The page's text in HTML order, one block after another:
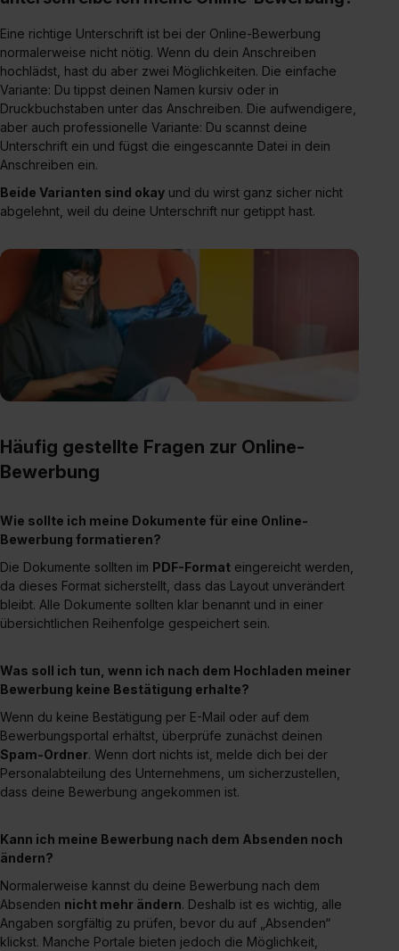
Eine richtige Unterschrift ist bei der Online-Bewerbung
normalerweise nicht nötig. Wenn du dein Anschreiben
hochlädst, hast du aber zwei Möglichkeiten. Die einfache
Variante: Du tippst deinen Namen kursiv oder in
Druckbuchstaben unter das Anschreiben. Die aufwendigere,
aber auch professionelle Variante: Du scannst deine
Unterschrift ein und fügst die eingescannte Datei in dein
Anschreiben ein.
Beide Varianten sind okay und du wirst ganz sicher nicht
abgelehnt, weil du deine Unterschrift nur getippt hast.
Häufig gestellte Fragen zur Online-
Bewerbung
Wie sollte ich meine Dokumente für eine Online-
Bewerbung formatieren?
Die Dokumente sollten im PDF-Format eingereicht werden,
da dieses Format sicherstellt, dass das Layout unverändert
bleibt. Alle Dokumente sollten klar benannt und in einer
übersichtlichen Reihenfolge gespeichert sein.
Was soll ich tun, wenn ich nach dem Hochladen meiner
Bewerbung keine Bestätigung erhalte?
Wenn du keine Bestätigung per E-Mail oder auf dem
Bewerbungsportal erhältst, überprüfe zunächst deinen
Spam-Ordner. Wenn dort nichts ist, melde dich bei der
Personalabteilung des Unternehmens, um sicherzustellen,
dass deine Bewerbung angekommen ist.
Kann ich meine Bewerbung nach dem Absenden noch
ändern?
Normalerweise kannst du deine Bewerbung nach dem
Absenden nicht mehr ändern. Deshalb ist es wichtig, alle
Angaben sorgfältig zu prüfen, bevor du auf „Absenden“
klickst. Manche Portale bieten jedoch die Möglichkeit,